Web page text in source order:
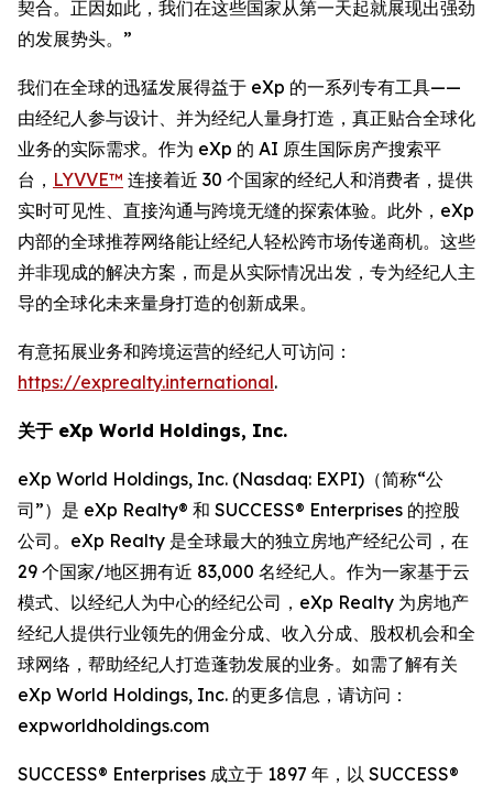
契合。正因如此，我们在这些国家从第一天起就展现出强劲
的发展势头。”
我们在全球的迅猛发展得益于 eXp 的一系列专有工具——
由经纪人参与设计、并为经纪人量身打造，真正贴合全球化
业务的实际需求。作为 eXp 的 AI 原生国际房产搜索平
台， LYVVE™ 连接着近 30 个国家的经纪人和消费者，提供
实时可见性、直接沟通与跨境无缝的探索体验。此外，eXp
内部的全球推荐网络能让经纪人轻松跨市场传递商机。这些
并非现成的解决方案，而是从实际情况出发，专为经纪人主
导的全球化未来量身打造的创新成果。
有意拓展业务和跨境运营的经纪人可访问：
https://exprealty.international.
关于 eXp World Holdings, Inc.
eXp World Holdings, Inc. (Nasdaq: EXPI)（简称“公
司”）是 eXp Realty® 和 SUCCESS® Enterprises 的控股
公司。eXp Realty 是全球最大的独立房地产经纪公司，在
29 个国家/地区拥有近 83,000 名经纪人。作为一家基于云
模式、以经纪人为中心的经纪公司，eXp Realty 为房地产
经纪人提供行业领先的佣金分成、收入分成、股权机会和全
球网络，帮助经纪人打造蓬勃发展的业务。如需了解有关
eXp World Holdings, Inc. 的更多信息，请访问：
expworldholdings.com
SUCCESS® Enterprises 成立于 1897 年，以 SUCCESS®